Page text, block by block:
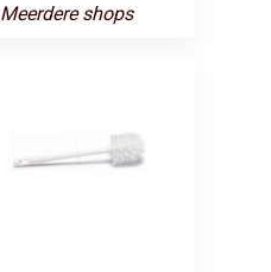
Meerdere shops